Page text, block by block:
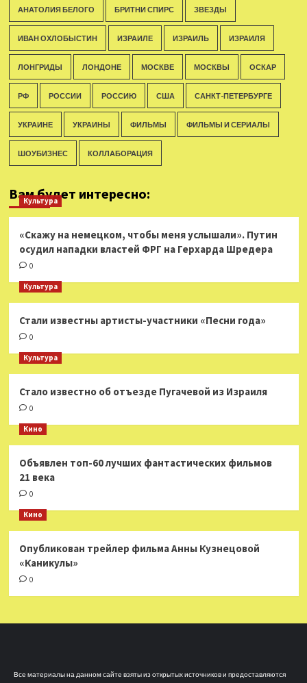
АНАТОЛИЯ БЕЛОГО БРИТНИ СПИРС ЗВЕЗДЫ
ИВАН ОХЛОБЫСТИН ИЗРАИЛЕ ИЗРАИЛЬ ИЗРАИЛЯ
ЛОНГРИДЫ ЛОНДОНЕ МОСКВЕ МОСКВЫ ОСКАР
РФ РОССИИ РОССИЮ США САНКТ-ПЕТЕРБУРГЕ
УКРАИНЕ УКРАИНЫ ФИЛЬМЫ ФИЛЬМЫ И СЕРИАЛЫ
ШОУБИЗНЕС КОЛЛАБОРАЦИЯ
Вам будет интересно:
Культура
«Скажу на немецком, чтобы меня услышали». Путин
осудил нападки властей ФРГ на Герхарда Шредера
0
Культура
Стали известны артисты-участники «Песни года»
0
Культура
Стало известно об отъезде Пугачевой из Израиля
0
Кино
Объявлен топ-60 лучших фантастических фильмов
21 века
0
Кино
Опубликован трейлер фильма Анны Кузнецовой
«Каникулы»
0
Все материалы на данном сайте взяты из открытых источников и предоставляются